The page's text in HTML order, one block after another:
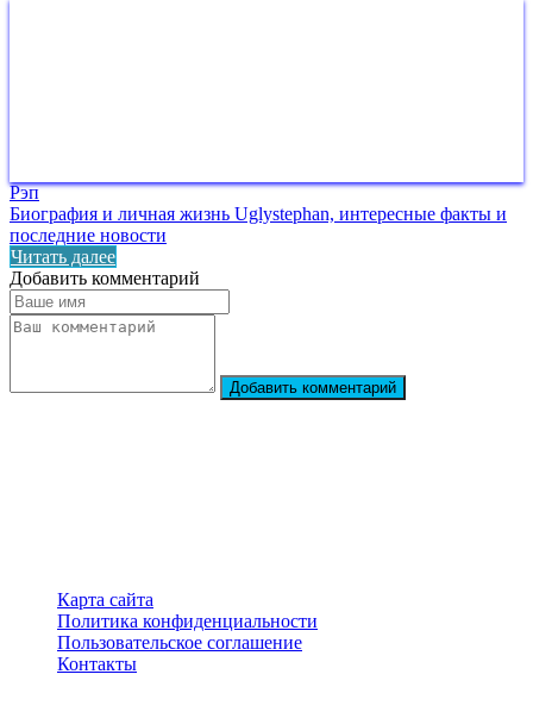
Рэп
Биография и личная жизнь Uglystephan, интересные факты и
последние новости
Читать далее
Добавить комментарий
Добавить комментарий
Карта сайта
Политика конфиденциальности
Пользовательское соглашение
Контакты